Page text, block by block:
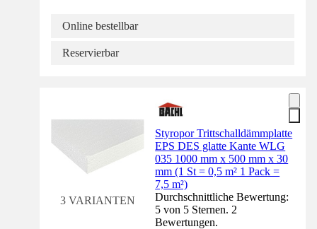
Online bestellbar
Reservierbar
3 VARIANTEN
Styropor Trittschalldämmplatte
EPS DES glatte Kante WLG
035 1000 mm x 500 mm x 30
mm (1 St = 0,5 m² 1 Pack =
7,5 m²)
Durchschnittliche Bewertung:
5 von 5 Sternen. 2
Bewertungen.